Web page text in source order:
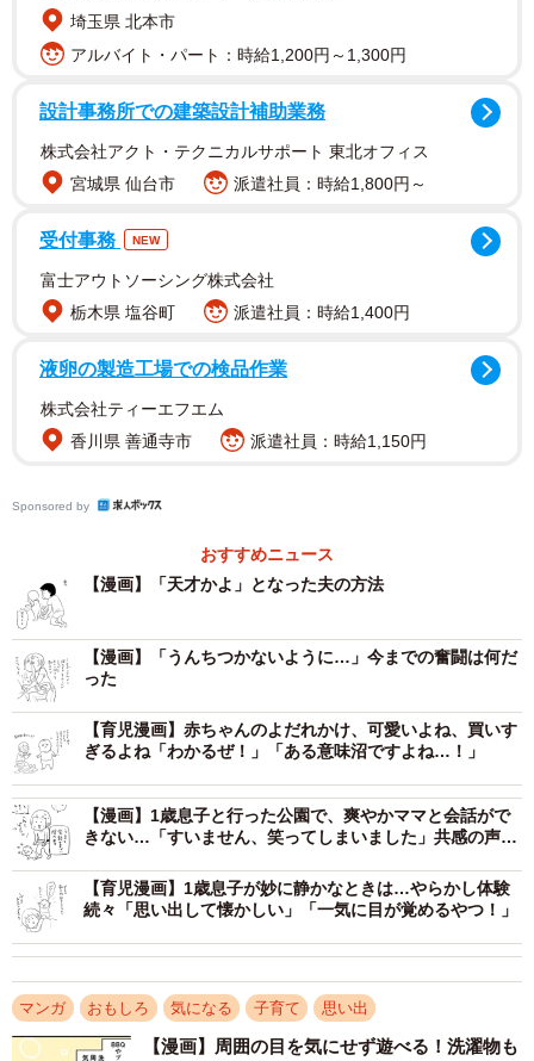
埼玉県 北本市
アルバイト・パート：時給1,200円～1,300円
設計事務所での建築設計補助業務
株式会社アクト・テクニカルサポート 東北オフィス
宮城県 仙台市
派遣社員：時給1,800円～
受付事務 NEW
富士アウトソーシング株式会社
栃木県 塩谷町
派遣社員：時給1,400円
液卵の製造工場での検品作業
株式会社ティーエフエム
香川県 善通寺市
派遣社員：時給1,150円
Sponsored by
おすすめニュース
【漫画】「天才かよ」となった夫の方法
【漫画】「うんちつかないように…」今までの奮闘は何だ
った
【育児漫画】赤ちゃんのよだれかけ、可愛いよね、買いす
ぎるよね「わかるぜ！」「ある意味沼ですよね…！」
【漫画】1歳息子と行った公園で、爽やかママと会話がで
きない…「すいません、笑ってしまいました」共感の声
【育児漫画】1歳息子が妙に静かなときは…やらかし体験
続々「思い出して懐かしい」「一気に目が覚めるやつ！」
マンガ おもしろ 気になる 子育て 思い出
【漫画】周囲の目を気にせず遊べる！洗濯物も